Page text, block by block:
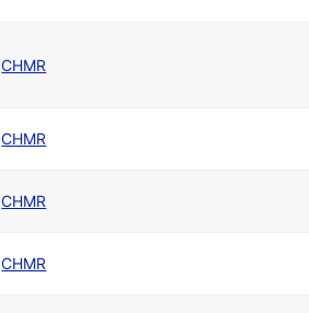
CHMR
CHMR
CHMR
CHMR